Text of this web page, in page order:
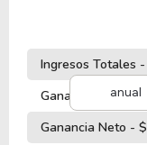
anual
Ingresos Totales
Ganancia
Ganancia Neto - $